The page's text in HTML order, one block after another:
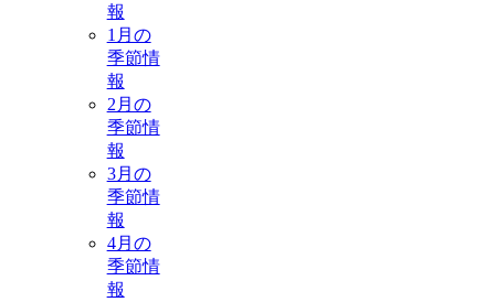
報
1月の
季節情
報
2月の
季節情
報
3月の
季節情
報
4月の
季節情
報